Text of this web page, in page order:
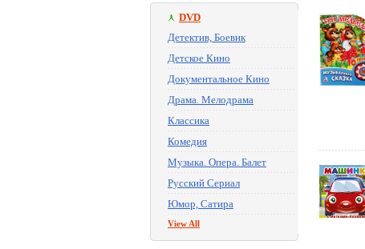
DVD
Детектив, Боевик
Детское Кино
Документальное Кино
Драма. Мелодрама
Классика
Комедия
Музыка. Опера. Балет
Русский Сериал
Юмор, Сатира
View All